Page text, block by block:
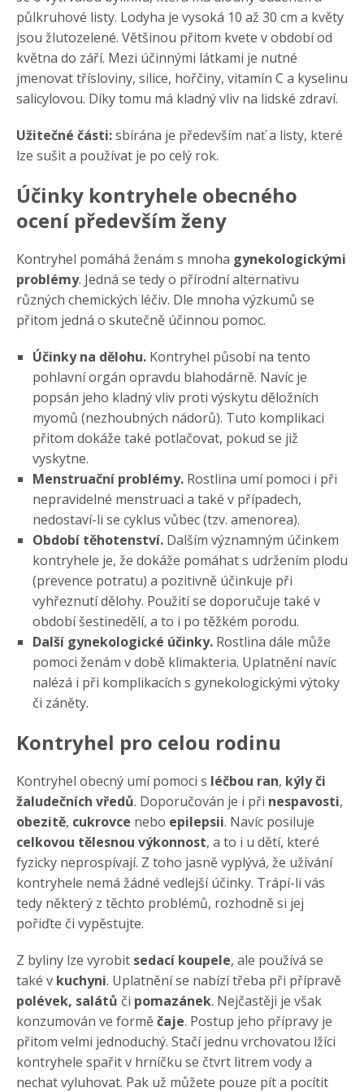
půlkruhové listy. Lodyha je vysoká 10 až 30 cm a květy
jsou žlutozelené. Většinou přitom kvete v období od
května do září. Mezi účinnými látkami je nutné
jmenovat třísloviny, silice, hořčiny, vitamín C a kyselinu
salicylovou. Díky tomu má kladný vliv na lidské zdraví.
Užitečné části:sbírána je především nať a listy, které
lze sušit a používat je po celý rok.
Účinky kontryhele obecného
ocení především ženy
Kontryhel pomáhá ženám s mnoha gynekologickými
problémy. Jedná se tedy o přírodní alternativu
různých chemických léčiv. Dle mnoha výzkumů se
přitom jedná o skutečně účinnou pomoc.
Účinky na dělohu. Kontryhel působí na tento
pohlavní orgán opravdu blahodárně. Navíc je
popsán jeho kladný vliv proti výskytu děložních
myomů (nezhoubných nádorů). Tuto komplikaci
přitom dokáže také potlačovat, pokud se již
vyskytne.
Menstruační problémy. Rostlina umí pomoci i při
nepravidelné menstruaci a také v případech,
nedostaví-li se cyklus vůbec (tzv. amenorea).
Období těhotenství. Dalším významným účinkem
kontryhele je, že dokáže pomáhat s udržením plodu
(prevence potratu) a pozitivně účinkuje při
vyhřeznutí dělohy. Použití se doporučuje také v
období šestinedělí, a to i po těžkém porodu.
Další gynekologické účinky. Rostlina dále může
pomoci ženám v době klimakteria. Uplatnění navíc
nalézá i při komplikacích s gynekologickými výtoky
či záněty.
Kontryhel pro celou rodinu
Kontryhel obecný umí pomoci s léčbou ran, kýly či
žaludečních vředů. Doporučován je i při nespavosti,
obezitě, cukrovce nebo epilepsii. Navíc posiluje
celkovou tělesnou výkonnost, a to i u dětí, které
fyzicky neprospívají. Z toho jasně vyplývá, že užívání
kontryhele nemá žádné vedlejší účinky. Trápí-li vás
tedy některý z těchto problémů, rozhodně si jej
pořiďte či vypěstujte.
Z byliny lze vyrobit sedací koupele, ale používá se
také v kuchyni. Uplatnění se nabízí třeba při přípravě
polévek, salátů či pomazánek. Nejčastěji je však
konzumován ve forměčaje. Postup jeho přípravy je
přitom velmi jednoduchý. Stačí jednu vrchovatou lžíci
kontryhele spařit v hrníčku se čtvrt litrem vody a
nechat vyluhovat. Pak už můžete pouze pít a pocítit